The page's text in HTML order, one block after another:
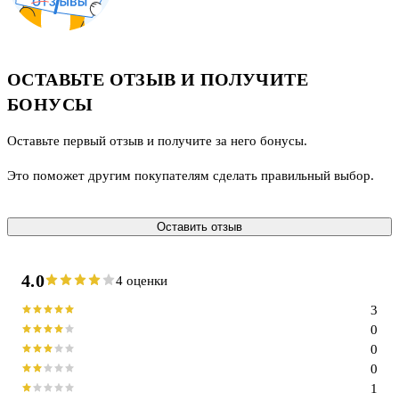
ОСТАВЬТЕ ОТЗЫВ И ПОЛУЧИТЕ
БОНУСЫ
Оставьте первый отзыв и получите за него бонусы.
Это поможет другим покупателям сделать правильный выбор.
Оставить отзыв
4.0 4 оценки
1
0
0
0
3